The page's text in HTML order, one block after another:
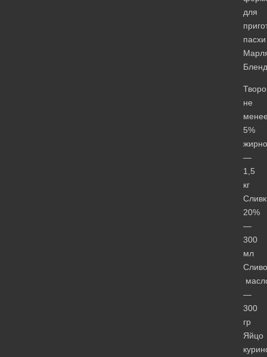
для
пасхи
не
5%
—
1,5
кг
20%
—
300
мл
—
300
гр
Яйцо